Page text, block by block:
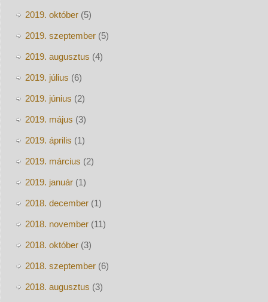
2019. október(5)
2019. szeptember(5)
2019. augusztus (4)
2019. július (6)
2019. június (2)
2019. május (3)
2019. április (1)
2019. március (2)
2019. január(1)
2018. december(1)
2018. november(11)
2018. október(3)
2018. szeptember(6)
2018. augusztus (3)